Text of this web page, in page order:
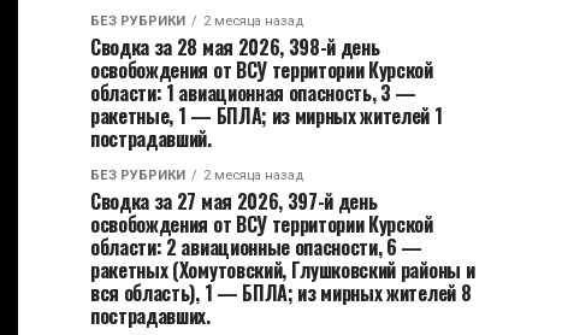
БЕЗ РУБРИКИ 2 месяца назад
Сводка за 28 мая 2026, 398-й день
освобождения от ВСУ территории Курской
области: 1 авиационная опасность, 3 —
ракетные, 1 — БПЛА; из мирных жителей 1
пострадавший.
БЕЗ РУБРИКИ 2 месяца назад
Сводка за 27 мая 2026, 397-й день
освобождения от ВСУ территории Курской
области: 2 авиационные опасности, 6 —
ракетных (Хомутовский, Глушковский районы и
вся область), 1 — БПЛА; из мирных жителей 8
пострадавших.